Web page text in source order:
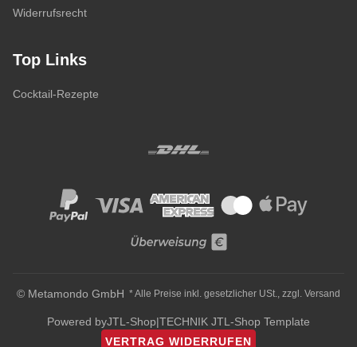
Widerrufsrecht
Top Links
Cocktail-Rezepte
© Metamondo GmbH * Alle Preise inkl. gesetzlicher USt., zzgl. Versand
Powered byJTL-Shop|TECHNIK JTL-Shop Template
VERTRAG WIDERRUFEN